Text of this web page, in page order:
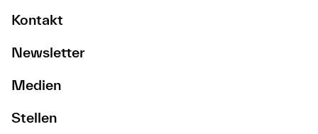
Kontakt
Newsletter
Medien
Stellen